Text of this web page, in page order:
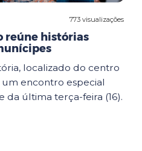
773 visualizações
reúne histórias
localizado do centro
encontro especial
da última terça-feira (16).